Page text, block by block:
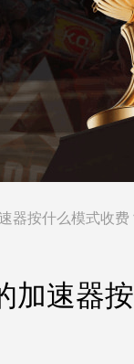
器按什么模式收
加速器